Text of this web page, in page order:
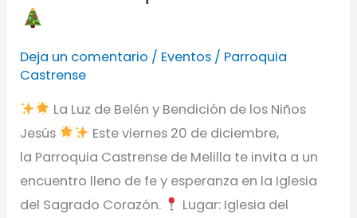
Deja un comentario / Eventos / Parroquia
Castrense
La Luz de Belén y Bendición de los Niños
Jesús
Este viernes 20 de diciembre,
la Parroquia Castrense de Melilla te invita a un
encuentro lleno de fe y esperanza en la Iglesia
del Sagrado Corazón.
Lugar: Iglesia del